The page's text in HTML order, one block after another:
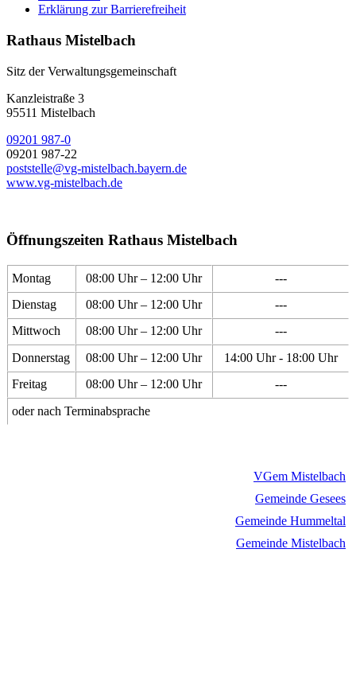
Erklärung zur Barrierefreiheit
Rathaus Mistelbach
Sitz der Verwaltungsgemeinschaft
Kanzleistraße 3
95511 Mistelbach
09201 987-0
09201 987-22
poststelle@vg-mistelbach.bayern.de
www.vg-mistelbach.de
Öffnungszeiten Rathaus Mistelbach
Montag 08:00 Uhr – 12:00 Uhr
---
Dienstag
08:00 Uhr – 12:00 Uhr
---
Mittwoch
08:00 Uhr – 12:00 Uhr
---
Donnerstag
08:00 Uhr – 12:00 Uhr
14:00 Uhr - 18:00 Uhr
Freitag
08:00 Uhr – 12:00 Uhr
---
oder nach Terminabsprache
VGem Mistelbach
Gemeinde Gesees
Gemeinde Hummeltal
Gemeinde Mistelbach